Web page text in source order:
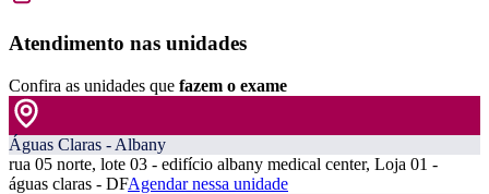
Atendimento nas unidades
Confira as unidades que fazem o exame
Águas Claras - Albany
rua 05 norte, lote 03 - edifício albany medical center, Loja 01 -
águas claras - DFAgendar nessa unidade